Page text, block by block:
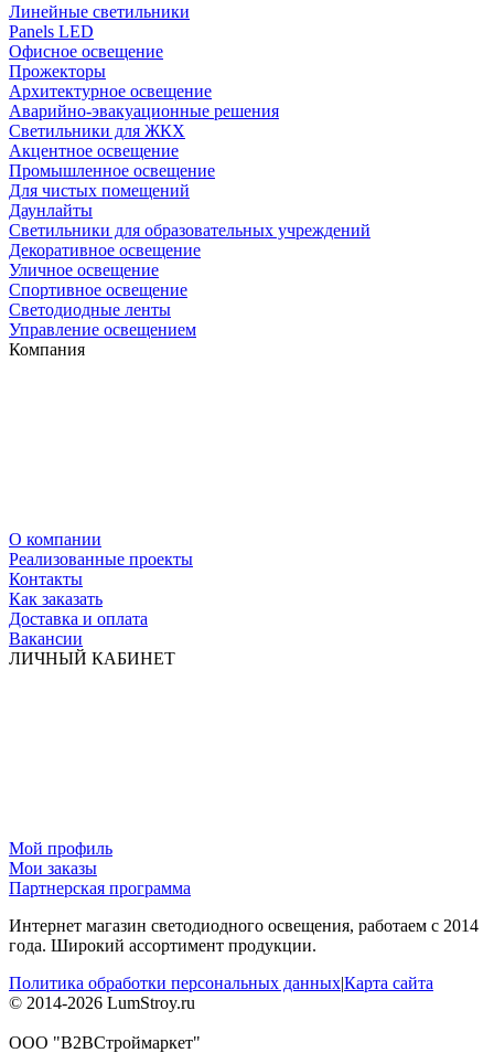
Линейные светильники
Panels LED
Офисное освещение
Прожекторы
Архитектурное освещение
Аварийно-эвакуационные решения
Светильники для ЖКХ
Акцентное освещение
Промышленное освещение
Для чистых помещений
Даунлайты
Светильники для образовательных учреждений
Декоративное освещение
Уличное освещение
Спортивное освещение
Светодиодные ленты
Управление освещением
Компания
О компании
Реализованные проекты
Контакты
Как заказать
Доставка и оплата
Вакансии
ЛИЧНЫЙ КАБИНЕТ
Мой профиль
Мои заказы
Партнерская программа
Интернет магазин светодиодного освещения, работаем с 2014
года. Широкий ассортимент продукции.
Политика обработки персональных данных|Карта сайта
© 2014-2026 LumStroy.ru
ООО "В2ВСтроймаркет"